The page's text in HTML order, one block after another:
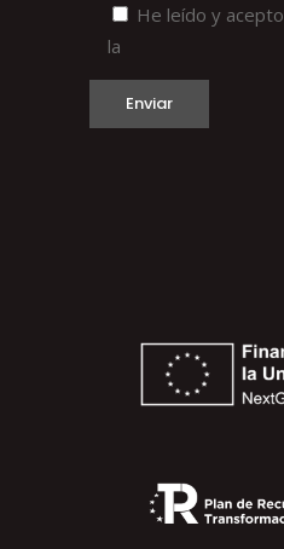
He leído y acepto
la